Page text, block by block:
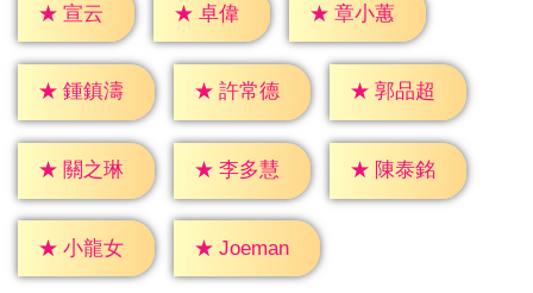
★ 宣云 ★ 卓偉 ★ 章小蕙
★ 鍾鎮濤 ★ 許常德 ★ 郭品超
★ 關之琳 ★ 李多慧 ★ 陳泰銘
★ 小龍女 ★ Joeman